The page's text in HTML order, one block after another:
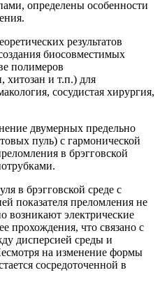
определены особенности
результатов
биосовместимых
полимеров
и т.п.) для
сосудистая хирургия,
двумерных предельно
пуль) с гармонической
в брэгговской
в брэгговской среде с
показателя преломления не
возникают электрические
прохождения, что связано с
дисперсией среды и
на изменение формы
сосредоточенной в